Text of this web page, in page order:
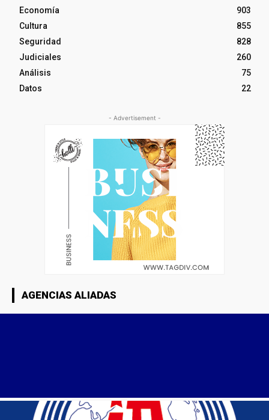
Economía
903
Cultura
855
Seguridad
828
Judiciales
260
Análisis
75
Datos
22
- Advertisement -
AGENCIAS ALIADAS